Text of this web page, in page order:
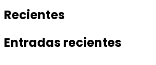
Recientes
Entradas recientes